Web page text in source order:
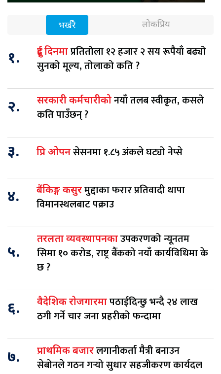
भर्खरै लोकप्रिय
१. दुई दिनमाप्रतितोला १२ हजार २ सय रूपैयाँ बढ्यो
सुनको मूल्य, तोलाको कति ?
२. सरकारी कर्मचारीकोनयाँ तलब स्वीकृत, कसले
कति पाउँछन् ?
३. प्रि ओपनसेसनमा १.८५ अंकले घट्यो नेप्से
४. बैंकिङ्ग कसुरमुद्दाका फरार प्रतिवादी थापा
विमानस्थलबाट पक्राउ
५.
तरलता व्यवस्थापनकाउपकरणको न्यूनतम
सिमा १० करोड, राष्ट्र बैंकको नयाँ कार्यविधिमा के
छ ?
६. वैदेशिक राेजगारमापठाईदिन्छु भन्दै २४ लाख
ठगी गर्ने चार जना प्रहरीको फन्दामा
७. प्राथमिक बजारलगानीकर्ता मैत्री बनाउन
सेबोनले गठन गर्‍यो सुधार सहजीकरण कार्यदल